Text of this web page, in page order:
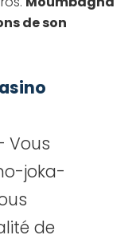
de son
Vous
joka-
de